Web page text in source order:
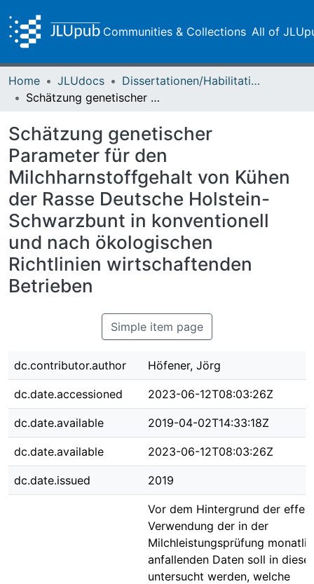
Communities & Collections All of
Home JLUdocs
Dissertationen/Habilitationen
Schätzung genetischer Parameter für den Milchharnstoffgehalt von Kühen der Rasse Deutsche Holstein-Schwarzbunt in konventionell und nach ökologischen Richtlinien wirtschaftenden Betrieben
Schätzung genetischer
Parameter für den
Milchharnstoffgehalt von Kühen
der Rasse Deutsche Holstein-
Schwarzbunt in konventionell
und nach ökologischen
Richtlinien wirtschaftenden
Betrieben
Simple item page
dc.contributor.author Höfener, Jörg
dc.date.accessioned 2023-06-12T08:03:26Z
dc.date.available 2019-04-02T14:33:18Z
dc.date.available 2023-06-12T08:03:26Z
dc.date.issued 2019
Vor dem Hintergrund der
Verwendung der in der
Milchleistungsprüfung
anfallenden Daten soll in
untersucht werden, welche